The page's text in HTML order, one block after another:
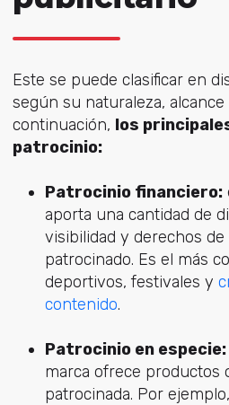
Este se puede clasificar en
según su naturaleza,
continuación, los
patrocinio:
Patrocinio financiero:
aporta una cantidad de
visibilidad y derechos de
patrocinado. Es el más
deportivos, festivales y
contenido.
Patrocinio en especie:
marca ofrece productos
patrocinada. Por